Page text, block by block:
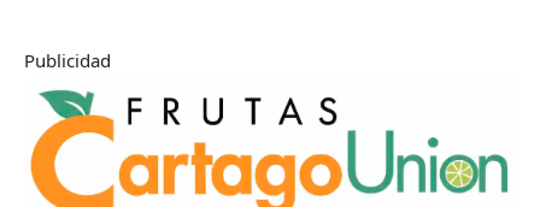
Publicidad